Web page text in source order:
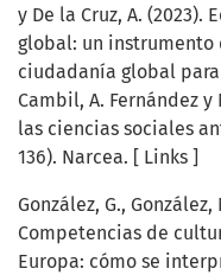
y De la Cruz, A.
global: un instrumento
ciudadanía global
Cambil, A. Fernández
las ciencias sociales
136). Narcea. [ Links ]
González, G.,
Competencias de
Europa: cómo se